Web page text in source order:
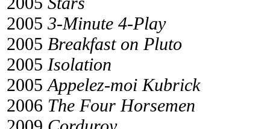
2005 3-Minute 4-Play
2005 Breakfast on Pluto
2005 Isolation
2005 Appelez-moi Kubrick
2006 The Four Horsemen